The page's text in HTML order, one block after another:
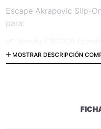
Escape Akrapovic Slip-
para:
S-H3SO7-APC
MOSTRAR DESCRIPCIÓN